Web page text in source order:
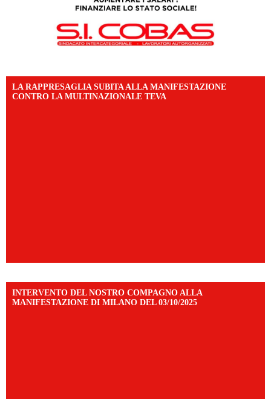
LA RAPPRESAGLIA SUBITA ALLA MANIFESTAZIONE
CONTRO LA MULTINAZIONALE TEVA
INTERVENTO DEL NOSTRO COMPAGNO ALLA
MANIFESTAZIONE DI MILANO DEL 03/10/2025